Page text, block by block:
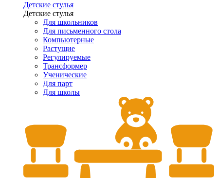
Детские стулья
Детские стулья
Для школьников
Для письменного стола
Компьютерные
Растущие
Регулируемые
Трансформер
Ученические
Для парт
Для школы